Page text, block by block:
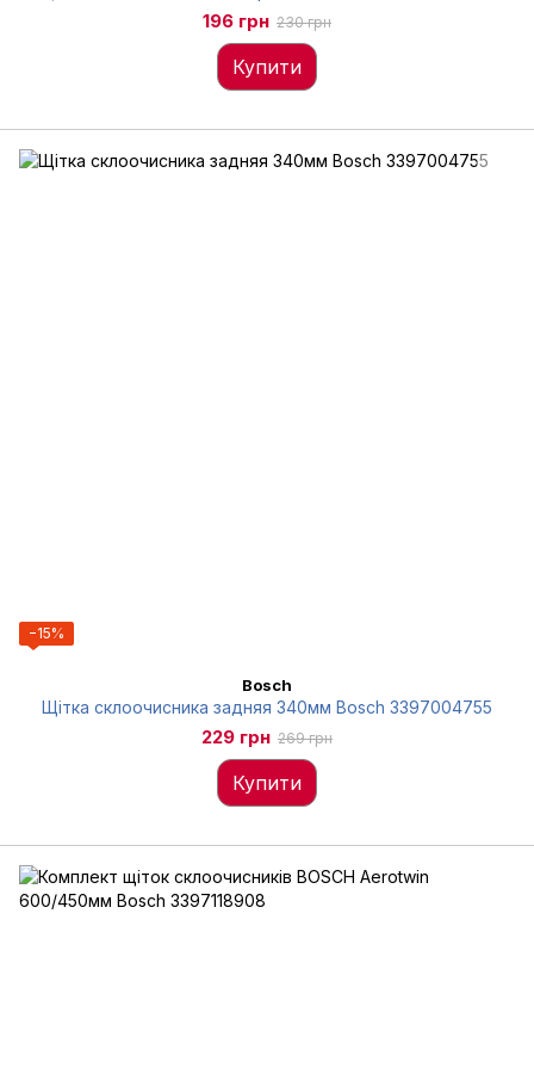
196 грн 230 грн
Купити
−15%
Bosch
Щітка склоочисника задняя 340мм Bosch 3397004755
229 грн 269 грн
Купити